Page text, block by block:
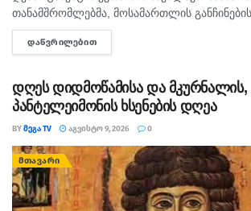
თანამშრომლებმა, მოსამართლის
ყაჩაღობის ბრალდებით, წარსულში
დანაშაულისთვის ნასამართლევი პირი
რომ...
ᲓᲐᲬᲕᲠᲘᲚᲔᲑᲘᲗ
დღეს დიდმოწამისა და მკურნალის,
პანტელეიმონის ხსენების დღეა
BYᲛᲔᲒᲐ TV ᲐᲒᲕᲘᲡᲢᲝ 9, 2026 0
ᲛᲗᲐᲕᲐᲠᲘ